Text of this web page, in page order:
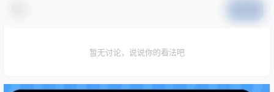
暂无讨论，说说你的看法吧